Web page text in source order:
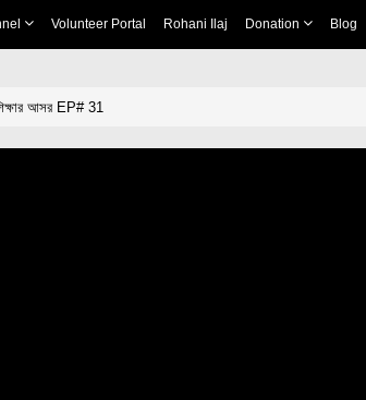
Volunteer Portal Rohani Ilaj Donation Blog
আসর EP# 31